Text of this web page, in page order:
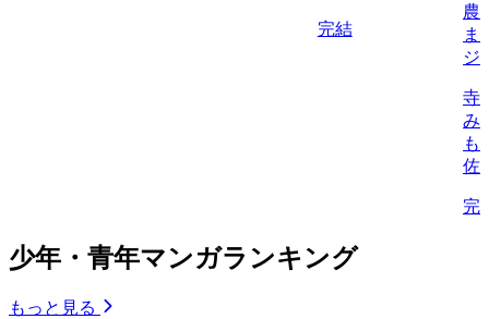
完結
農
ま
ジ
寺
み
も
佐
完
少年・青年マンガランキング
もっと見る